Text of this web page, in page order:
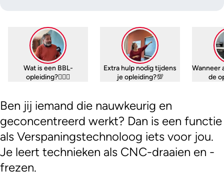
Wat is een BBL-
opleiding?🤷🏼‍♀️
Extra hulp nodig tijdens
je opleiding?💯
Wanneer
de
Ben jij iemand die nauwkeurig en
geconcentreerd werkt? Dan is een functie
als Verspaningstechnoloog iets voor jou.
Je leert technieken als CNC-draaien en -
frezen.